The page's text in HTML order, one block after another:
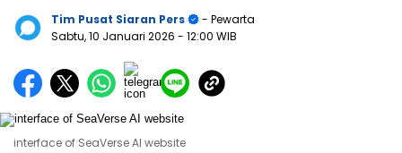
Tim Pusat Siaran Pers
- Pewarta
Sabtu, 10 Januari 2026 - 12:00 WIB
interface of SeaVerse AI website